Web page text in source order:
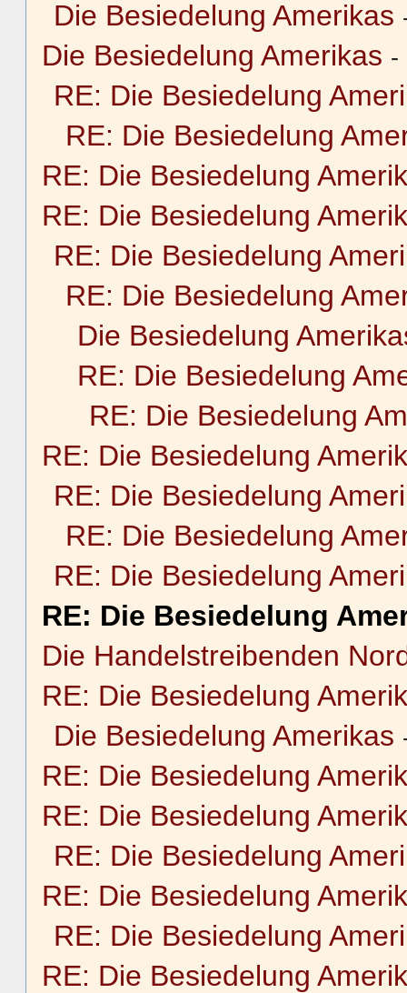
Die Besiedelung Amerikas
Die Besiedelung Amerikas -
RE: Die Besiedelung
RE: Die Besiedelung
RE: Die Besiedelung
RE: Die Besiedelung
RE: Die Besiedelung
RE: Die Besiedelung
Die Besiedelung
RE: Die Besiedelung
RE: Die Besiedelung
RE: Die Besiedelung
RE: Die Besiedelung
RE: Die Besiedelung
RE: Die Besiedelung
RE: Die Besiedelung
Die Handelstreibenden
RE: Die Besiedelung
Die Besiedelung Amerikas
RE: Die Besiedelung
RE: Die Besiedelung
RE: Die Besiedelung
RE: Die Besiedelung
RE: Die Besiedelung
RE: Die Besiedelung